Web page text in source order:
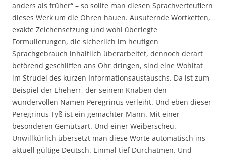
anders als früher“ – so sollte man diesen Sprachverteuflern
dieses Werk um die Ohren hauen. Ausufernde Wortketten,
exakte Zeichensetzung und wohl überlegte
Formulierungen, die sicherlich im heutigen
Sprachgebrauch inhaltlich überarbeitet, dennoch derart
betörend geschliffen ans Ohr dringen, sind eine Wohltat
im Strudel des kurzen Informationsaustauschs. Da ist zum
Beispiel der Eheherr, der seinem Knaben den
wundervollen Namen Peregrinus verleiht. Und eben dieser
Peregrinus Tyß ist ein gemachter Mann. Mit einer
besonderen Gemütsart. Und einer Weiberscheu.
Unwillkürlich übersetzt man diese Worte automatisch ins
aktuell gültige Deutsch. Einmal tief Durchatmen. Und